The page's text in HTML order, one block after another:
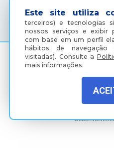
Este site utiliza
terceiros) e tecnologias
nossos serviços e exibir
com base em um perfil
hábitos de navegação
visitadas). Consulte a
mais informações.
(18)
Política de